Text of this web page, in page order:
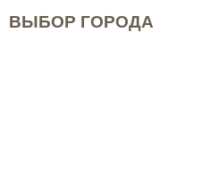
ВЫБОР ГОРОДА